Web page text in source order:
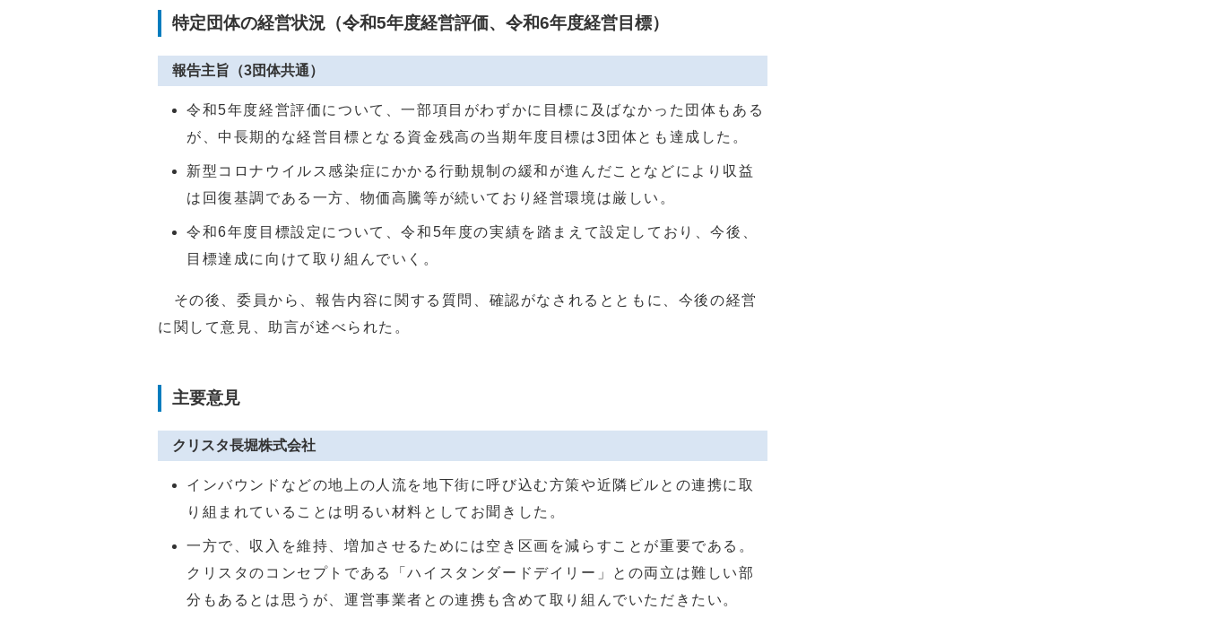
特定団体の経営状況（令和5年度経営評価、令和6年度経営目標）
報告主旨（3団体共通）
令和5年度経営評価について、一部項目がわずかに目標に及ばなかった団体もある
が、中長期的な経営目標となる資金残高の当期年度目標は3団体とも達成した。
新型コロナウイルス感染症にかかる行動規制の緩和が進んだことなどにより収益
は回復基調である一方、物価高騰等が続いており経営環境は厳しい。
令和6年度目標設定について、令和5年度の実績を踏まえて設定しており、今後、
目標達成に向けて取り組んでいく。
その後、委員から、報告内容に関する質問、確認がなされるとともに、今後の経営
に関して意見、助言が述べられた。
主要意見
クリスタ長堀株式会社
インバウンドなどの地上の人流を地下街に呼び込む方策や近隣ビルとの連携に取
り組まれていることは明るい材料としてお聞きした。
一方で、収入を維持、増加させるためには空き区画を減らすことが重要である。
クリスタのコンセプトである「ハイスタンダードデイリー」との両立は難しい部
分もあるとは思うが、運営事業者との連携も含めて取り組んでいただきたい。